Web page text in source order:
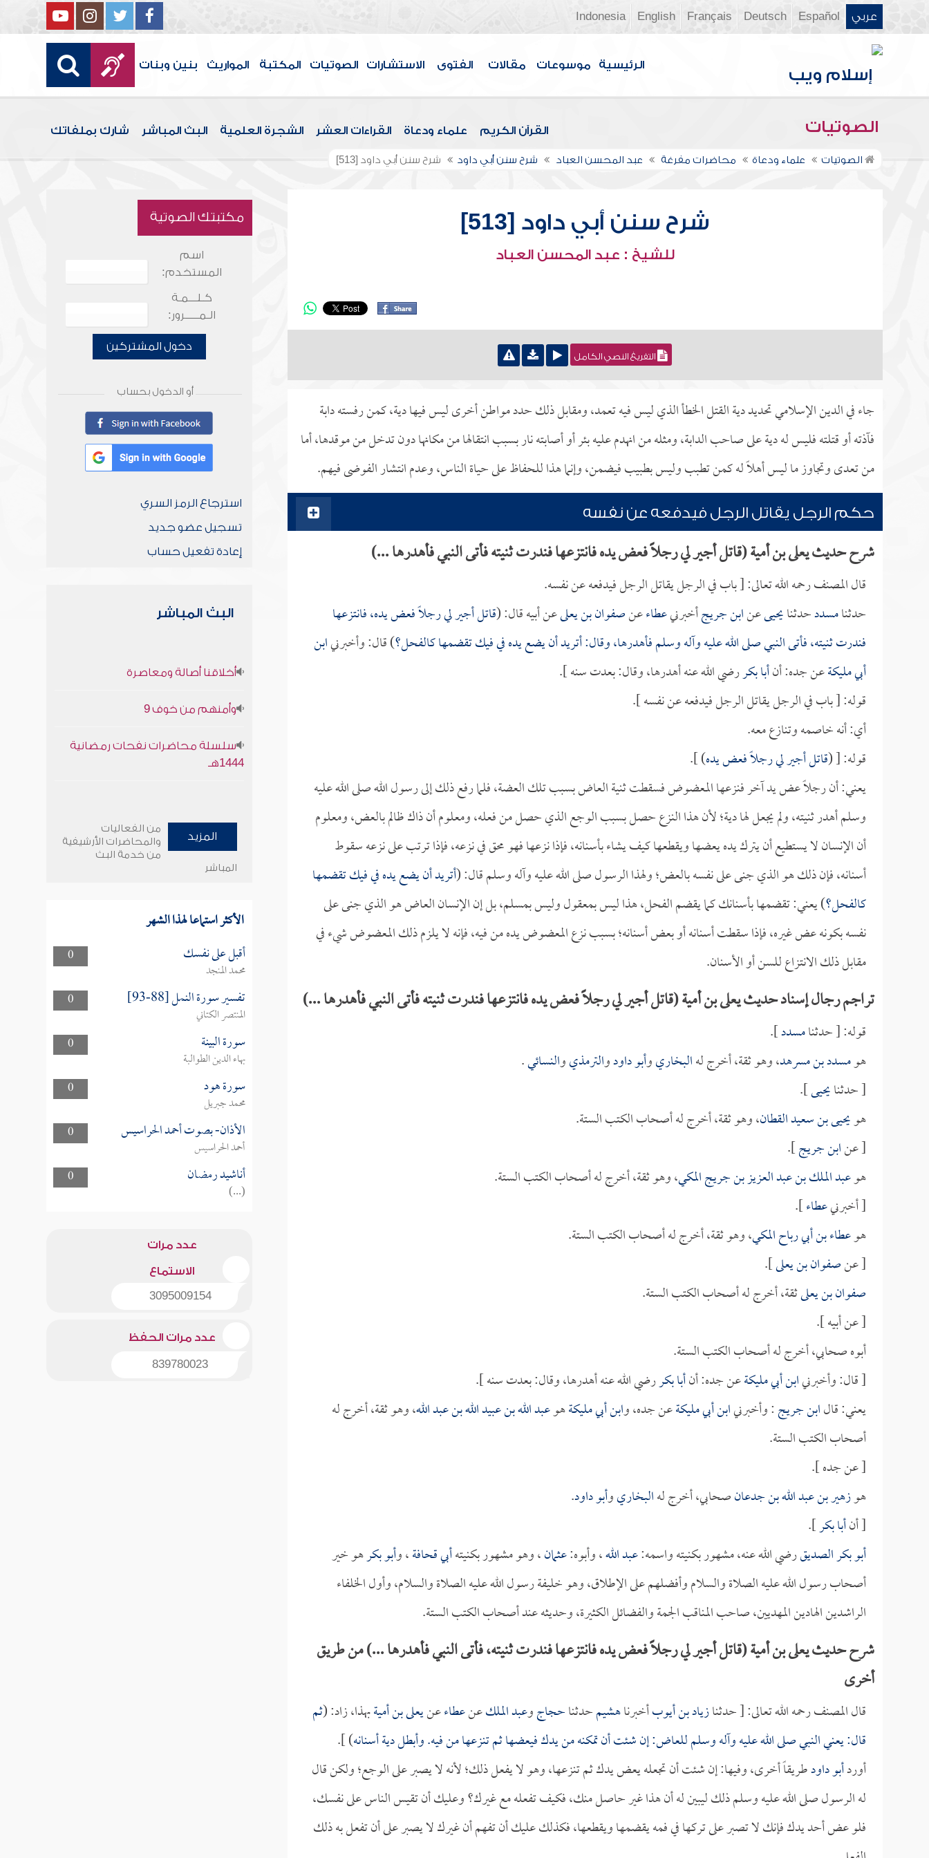
عربي Español
Deutsch
Français
English
Indonesia
الرئيسية موسوعات مقالات الفتوى الاستشارات الصوتيات المكتبة المواريث بنين وبنات
الصوتيات القرآن الكريم علماء ودعاة القراءات العشر الشجرة العلمية البث المباشر شارك بملفاتك
الصوتيات علماء ودعاة محاضرات مفرغة عبد المحسن العباد شرح سنن أبي داود شرح سنن أبي داود [513]
شرح سنن أبي داود [513]
للشيخ : عبد المحسن العباد
التفريغ النصي الكامل
جاء في الدين الإسلامي تحديد دية القتل الخطأ الذي ليس فيه تعمد، ومقابل ذلك حدد مواطن أخرى ليس فيها دية، كمن رفسته دابة
فآذته أو قتلته فليس له دية على صاحب الدابة، ومثله من انهدم عليه بئر أو أصابته نار بسبب انتقالها من مكانها دون تدخل من موقدها، أما
من تعدى وتجاوز ما ليس أهلاً له كمن تطبب وليس بطبيب فيضمن، وإنما هذا للحفاظ على حياة الناس، وعدم انتشار الفوضى فيهم.
حكم الرجل يقاتل الرجل فيدفعه عن نفسه
شرح حديث يعلى بن أمية (قاتل أجير لي رجلاً فعض يده فانتزعها فندرت ثنيته فأتى النبي فأهدرها ...)
قال المصنف رحمه الله تعالى: [ باب في الرجل يقاتل الرجل فيدفعه عن نفسه.
حدثنامسددحدثنايحيىعنابن جريجأخبرنيعطاءعنصفوان بن يعلىعن أبيه قال: (قاتل أجير لي رجلاً فعض يده، فانتزعها
فندرت ثنيته، فأتى النبي صلى الله عليه وآله وسلم فأهدرها، وقال: أتريد أن يضع يده في فيك تقضمها كالفحل؟) قال: وأخبرنيابن
أبي مليكةعن جده: أنأبا بكررضي الله عنه أهدرها، وقال: بعدت سنه ].
قوله: [ باب في الرجل يقاتل الرجل فيدفعه عن نفسه ].
أي: أنه خاصمه وتنازع معه.
قوله: [ (قاتل أجير لي رجلاً فعض يده) ].
يعني: أن رجلاً عض يد آخر فنزعها المعضوض فسقطت ثنية العاض بسبب تلك العضة، فلما رفع ذلك إلى رسول الله صلى الله عليه
وسلم أهدر ثنيته، ولم يجعل لها دية؛ لأن هذا النزع حصل بسبب الوجع الذي حصل من فعله، ومعلوم أن ذاك ظالم بالعض، ومعلوم
أن الإنسان لا يستطيع أن يترك يده يعضها ويقطعها كيف يشاء بأسنانه، فإذا نزعها فهو محق في نزعه، فإذا ترتب على نزعه سقوط
أسنانه، فإن ذلك هو الذي جنى على نفسه بالعض؛ ولهذا الرسول صلى الله عليه وآله وسلم قال: (أتريد أن يضع يده في فيك تقضمها
كالفحل؟) يعني: تقضمها بأسنانك كما يقضم الفحل، هذا ليس بمعقول وليس بمسلم، بل إن الإنسان العاض هو الذي جنى على
نفسه بكونه عض غيره، فإذا سقطت أسنانه أو بعض أسنانه؛ بسبب نزع المعضوض يده من فيه، فإنه لا يلزم ذلك المعضوض شيء في
مقابل ذلك الانتزاع للسن أو الأسنان.
تراجم رجال إسناد حديث يعلى بن أمية (قاتل أجير لي رجلاً فعض يده فانتزعها فندرت ثنيته فأتى النبي فأهدرها ...)
قوله: [ حدثنامسدد].
هومسدد بن مسرهد، وهو ثقة، أخرج لهالبخاريوأبو داودوالترمذيوالنسائي.
[ حدثنايحيى].
هويحيى بن سعيد القطان، وهو ثقة، أخرج له أصحاب الكتب الستة.
[ عنابن جريج].
هوعبد الملك بن عبد العزيز بن جريج المكي، وهو ثقة، أخرج له أصحاب الكتب الستة.
[ أخبرنيعطاء].
هوعطاء بن أبي رباح المكي، وهو ثقة، أخرج له أصحاب الكتب الستة.
[ عنصفوان بن يعلى].
صفوان بن يعلىثقة، أخرج له أصحاب الكتب الستة.
[ عن أبيه ].
أبوه صحابي، أخرج له أصحاب الكتب الستة.
[ قال: وأخبرنيابن أبي مليكةعن جده: أنأبا بكررضي الله عنه أهدرها، وقال: بعدت سنه ].
يعني: قالابن جريج: وأخبرنيابن أبي مليكةعن جده، وابن أبي مليكةهوعبد الله بن عبيد الله بن عبد الله، وهو ثقة، أخرج له
أصحاب الكتب الستة.
[ عن جده ].
هوزهير بن عبد الله بن جدعانصحابي، أخرج لهالبخاريوأبو داود.
[ أنأبا بكر].
أبو بكر الصديقرضي الله عنه، مشهور بكنيته واسمه:عبد الله، وأبوه:عثمان، وهو مشهور بكنيتهأبي قحافة، وأبو بكرهو خير
أصحاب رسول الله عليه الصلاة والسلام وأفضلهم على الإطلاق، وهو خليفة رسول الله عليه الصلاة والسلام، وأول الخلفاء
الراشدين الهادين المهديين، صاحب المناقب الجمة والفضائل الكثيرة، وحديثه عند أصحاب الكتب الستة.
شرح حديث يعلى بن أمية (قاتل أجير لي رجلاً فعض يده فانتزعها فندرت ثنيته، فأتى النبي فأهدرها ...) من طريق
أخرى
قال المصنف رحمه الله تعالى: [ حدثنازياد بن أيوبأخبرناهشيمحدثناحجاجوعبد الملكعنعطاءعنيعلى بن أميةبهذا، زاد: (ثم
قال: يعني النبي صلى الله عليه وآله وسلم للعاض: إن شئت أن تمكنه من يدك فيعضها ثم تنزعها من فيه. وأبطل دية أسنانه) ].
أوردأبو داودطريقاً أخرى، وفيها: إن شئت أن تجعله يعض يدك ثم تنزعها، وهو لا يفعل ذلك؛ لأنه لا يصبر على الوجع؛ ولكن قال
له الرسول صلى الله عليه وسلم ذلك ليبين له أن هذا غير حاصل منك، فكيف تفعله مع غيرك؟ وعليك أن تقيس الناس على نفسك،
فلو عض أحد يدك فإنك لا تصبر على تركها في فمه يقضمها ويقطعها، فكذلك عليك أن تفهم أن غيرك لا يصبر على أن تفعل به ذلك
مكتبتك الصوتية
اسم
المستخدم:
كـلـــمـة
الـمـــــرور:
دخول المشتركين
أو الدخول بحساب
استرجاع الرمز السري
تسجيل عضو جديد
إعادة تفعيل حساب
البث المباشر
أخلاقنا أصالة ومعاصرة
وأمنهم من خوف 9
سلسلة محاضرات نفحات رمضانية
1444هـ
المزيد
من الفعاليات
والمحاضرات الأرشيفية
من خدمة البث
المباشر
الأكثر استماعا لهذا الشهر
0 أقبل على نفسك
محمد المنجد
0
تفسير سورة النمل [88-93]
المنتصر الكتاني
0
سورة البينة
بهاء الدين الطوالبة
0
سورة هود
محمد جبريل
0
الأذان- بصوت أحمد الحراسيس
أحمد الحراسيس
0
أناشيد رمضان
(...)
عدد مرات
الاستماع
3095009154
عدد مرات الحفظ
839780023